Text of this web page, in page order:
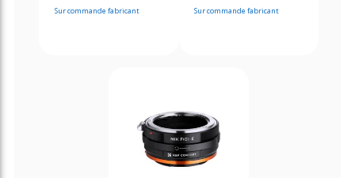
Sur commande fabricant Sur commande fabricant